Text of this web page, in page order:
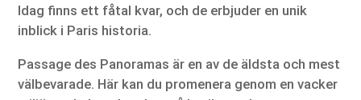
Idag finns ett fåtal kvar, och de erbjuder en unik
inblick i Paris historia.
Passage des Panoramas är en av de äldsta och mest
välbevarade. Här kan du promenera genom en vacker